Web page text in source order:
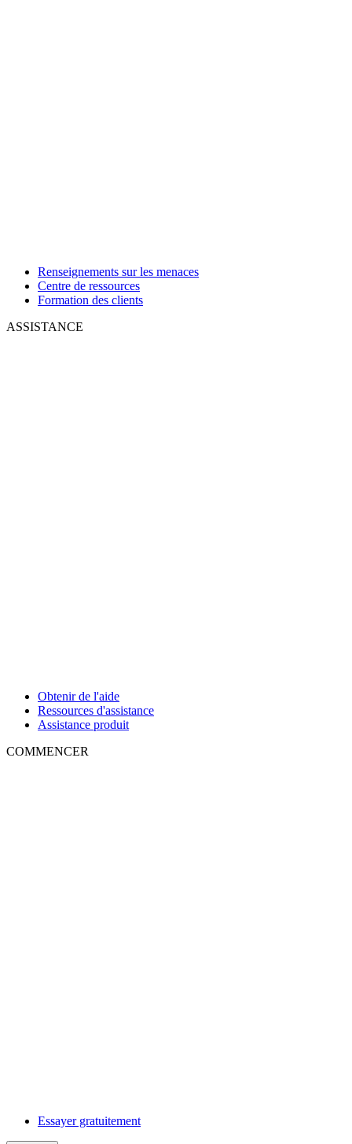
Renseignements sur les menaces
Centre de ressources
Formation des clients
ASSISTANCE
Obtenir de l'aide
Ressources d'assistance
Assistance produit
COMMENCER
Essayer gratuitement